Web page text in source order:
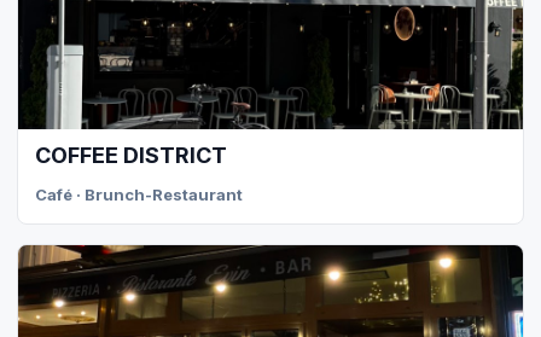
COFFEE DISTRICT
Café · Brunch-Restaurant